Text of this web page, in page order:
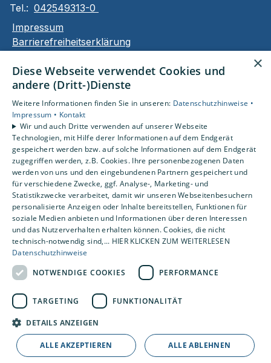
Tel.: 042549313-0
Impressum
Barrierefreiheitserklärung
AGB
Unsere Bereiche
Privatkunden
Karriere
Unternehmen
Kontakt
Um externe HTML-Inhalte anzuzeigen, benötigen
wir Ihre Einwilligung.
Weitere Informationen finden Sie in unserer
Datenschutzerklärung.
Cookie-Einstellungen öffnen
×
Diese Webseite verwendet Cookies und
andere (Dritt-)Dienste
Weitere Informationen finden Sie in unseren: Datenschutzhinweise •
Impressum • Kontakt
Wir und auch Dritte verwenden auf unserer Webseite
Technologien, mit Hilfe derer Informationen auf dem Endgerät
gespeichert werden bzw. auf solche Informationen auf dem Endgerät
zugegriffen werden, z.B. Cookies. Ihre personenbezogenen Daten
werden von uns und den eingebundenen Partnern gespeichert und
für verschiedene Zwecke, ggf. Analyse-, Marketing- und
Statistikzwecke verarbeitet, damit wir unseren Webseitenbesuchern
personalisierte Anzeigen oder Inhalte bereitstellen, Funktionen für
soziale Medien anbieten und Informationen über deren Interessen
und das Nutzerverhalten erhalten können. Cookies, die nicht
technisch-notwendig sind,... HIER KLICKEN ZUM WEITERLESEN
Datenschutzhinweise
NOTWENDIGE COOKIES
PERFORMANCE
TARGETING FUNKTIONALITÄT
DETAILS ANZEIGEN
ALLE AKZEPTIEREN ALLE ABLEHNEN